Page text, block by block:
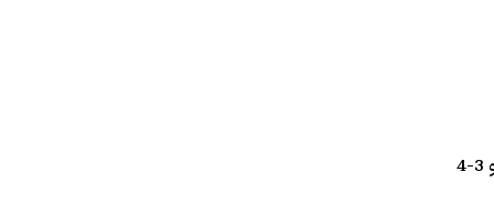
الشراب 4 مرات يومياً، وتزداد الجرعة طرديًا مع زيادة التركيز من قرص 200 مجم مرتين يوميًا أو 3-4